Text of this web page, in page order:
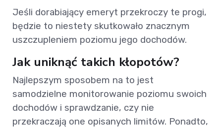
Jeśli dorabiający emeryt przekroczy te progi,
będzie to niestety skutkowało znacznym
uszczupleniem poziomu jego dochodów.
Jak uniknąć takich kłopotów?
Najlepszym sposobem na to jest
samodzielne monitorowanie poziomu swoich
dochodów i sprawdzanie, czy nie
przekraczają one opisanych limitów. Ponadto,